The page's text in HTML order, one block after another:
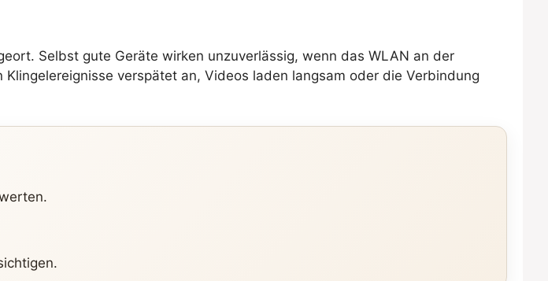
Selbst gute Geräte wirken unzuverlässig, wenn das WLAN an der
verspätet an, Videos laden langsam oder die Verbindung